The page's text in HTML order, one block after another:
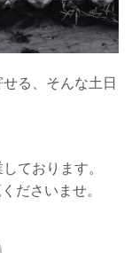
る、そんな土日
ております。
ださいませ。